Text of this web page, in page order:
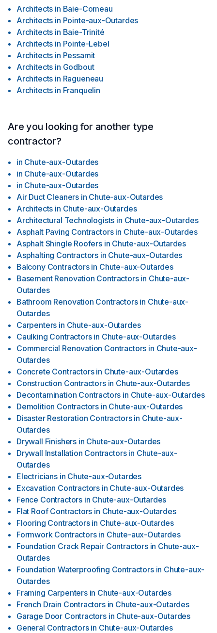
needs in mind.
Architects in Baie-Comeau
Architects in Pointe-aux-Outardes
Architects in Baie-Trinité
Architects in Pointe-Lebel
Architects in Pessamit
Architects in Godbout
Architects in Ragueneau
Architects in Franquelin
Are you looking for another type
contractor?
in Chute-aux-Outardes
in Chute-aux-Outardes
in Chute-aux-Outardes
Air Duct Cleaners in Chute-aux-Outardes
Architects in Chute-aux-Outardes
Architectural Technologists in Chute-aux-Outardes
Asphalt Paving Contractors in Chute-aux-Outardes
Asphalt Shingle Roofers in Chute-aux-Outardes
Asphalting Contractors in Chute-aux-Outardes
Balcony Contractors in Chute-aux-Outardes
Basement Renovation Contractors in Chute-aux-
Outardes
Bathroom Renovation Contractors in Chute-aux-
Outardes
Carpenters in Chute-aux-Outardes
Caulking Contractors in Chute-aux-Outardes
Commercial Renovation Contractors in Chute-aux-
Outardes
Concrete Contractors in Chute-aux-Outardes
Construction Contractors in Chute-aux-Outardes
Decontamination Contractors in Chute-aux-Outardes
Demolition Contractors in Chute-aux-Outardes
Disaster Restoration Contractors in Chute-aux-
Outardes
Drywall Finishers in Chute-aux-Outardes
Drywall Installation Contractors in Chute-aux-
Outardes
Electricians in Chute-aux-Outardes
Excavation Contractors in Chute-aux-Outardes
Fence Contractors in Chute-aux-Outardes
Flat Roof Contractors in Chute-aux-Outardes
Flooring Contractors in Chute-aux-Outardes
Formwork Contractors in Chute-aux-Outardes
Foundation Crack Repair Contractors in Chute-aux-
Outardes
Foundation Waterproofing Contractors in Chute-aux-
Outardes
Framing Carpenters in Chute-aux-Outardes
French Drain Contractors in Chute-aux-Outardes
Garage Door Contractors in Chute-aux-Outardes
General Contractors in Chute-aux-Outardes